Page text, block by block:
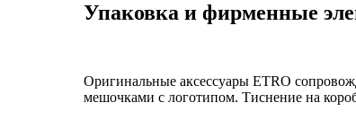
Упаковка и фирменные
Оригинальные аксессуары ETRO
мешочками с логотипом. Тиснение на